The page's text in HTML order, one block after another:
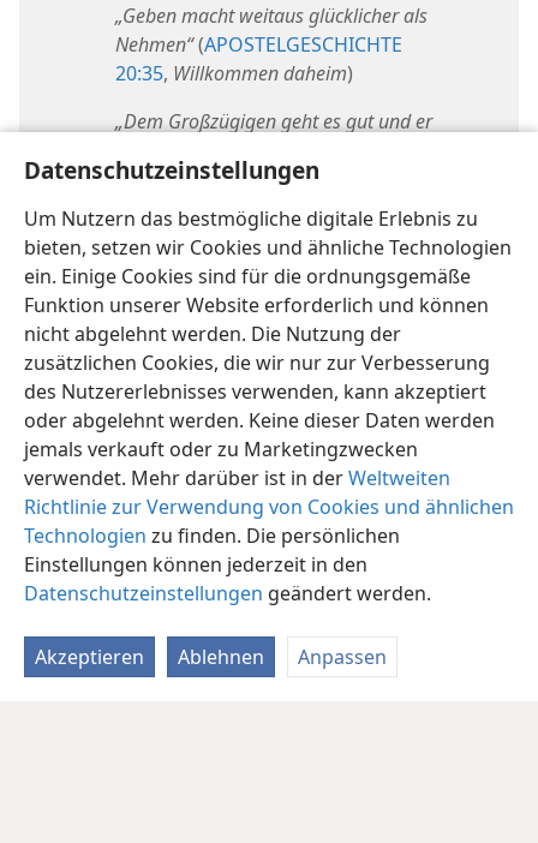
Datenschutzeinstellungen
Um Nutzern das bestmögliche digitale Erlebnis zu
bieten, setzen wir Cookies und ähnliche Technologien
ein. Einige Cookies sind für die ordnungsgemäße
Funktion unserer Website erforderlich und können
nicht abgelehnt werden. Die Nutzung der
zusätzlichen Cookies, die wir nur zur Verbesserung
des Nutzererlebnisses verwenden, kann akzeptiert
oder abgelehnt werden. Keine dieser Daten werden
jemals verkauft oder zu Marketingzwecken
verwendet. Mehr darüber ist in derWeltweiten
Richtlinie zur Verwendung von Cookies und ähnlichen
Technologien zu finden. Die persönlichen
Einstellungen können jederzeit in den
Datenschutzeinstellungen geändert werden.
Akzeptieren Ablehnen Anpassen
„Geben macht weitaus glücklicher als
Nehmen“(APOSTELGESCHICHTE
20:35, Willkommen daheim)
„Dem Großzügigen geht es gut und er
wird selbst geholfen werden“
SPRÜCHE 11:25 , BfL